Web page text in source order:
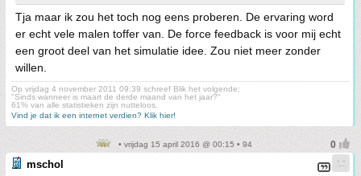
Tja maar ik zou het toch nog eens proberen. De ervaring word
er echt vele malen toffer van. De force feedback is voor mij echt
een groot deel van het simulatie idee. Zou niet meer zonder
willen.
Op vrijdag 4 november 2011 09:39 schreef Blik het volgende:
"Sinds wanneer is maart de derde maand van het jaar?"
61% van alle statistieken zijn nutteloos.
Vind je dat ik een internet verdien? Klik hier!
• vrijdag 15 april 2016 @ 00:15 • 94
mschol